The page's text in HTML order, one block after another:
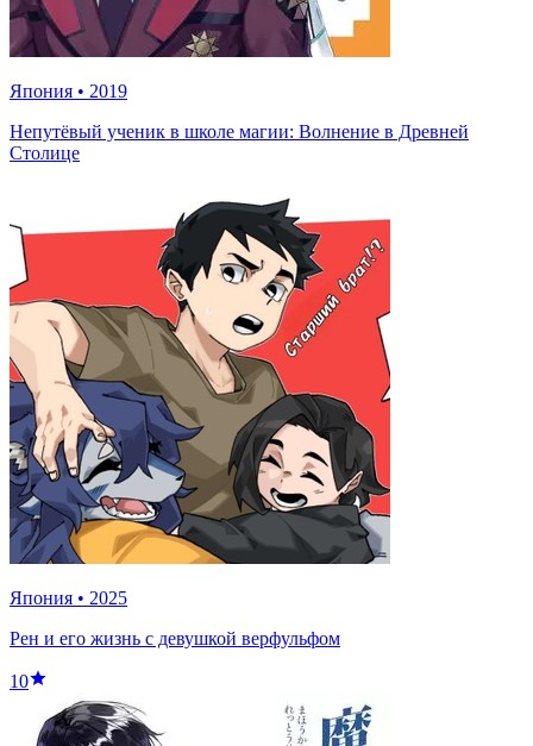
Япония • 2019
Непутёвый ученик в школе магии: Волнение в Древней
Столице
Япония • 2025
Рен и его жизнь с девушкой верфульфом
10